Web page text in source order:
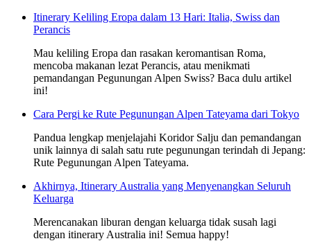
Itinerary Keliling Eropa dalam 13 Hari: Italia, Swiss dan
Perancis
Mau keliling Eropa dan rasakan keromantisan Roma,
mencoba makanan lezat Perancis, atau menikmati
pemandangan Pegunungan Alpen Swiss? Baca dulu artikel
ini!
Cara Pergi ke Rute Pegunungan Alpen Tateyama dari Tokyo
Pandua lengkap menjelajahi Koridor Salju dan pemandangan
unik lainnya di salah satu rute pegunungan terindah di Jepang:
Rute Pegunungan Alpen Tateyama.
Akhirnya, Itinerary Australia yang Menyenangkan Seluruh
Keluarga
Merencanakan liburan dengan keluarga tidak susah lagi
dengan itinerary Australia ini! Semua happy!